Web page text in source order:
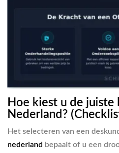
Hoe kiest u de
Nederland?
Het selecteren van een
nederland bepaalt of u een